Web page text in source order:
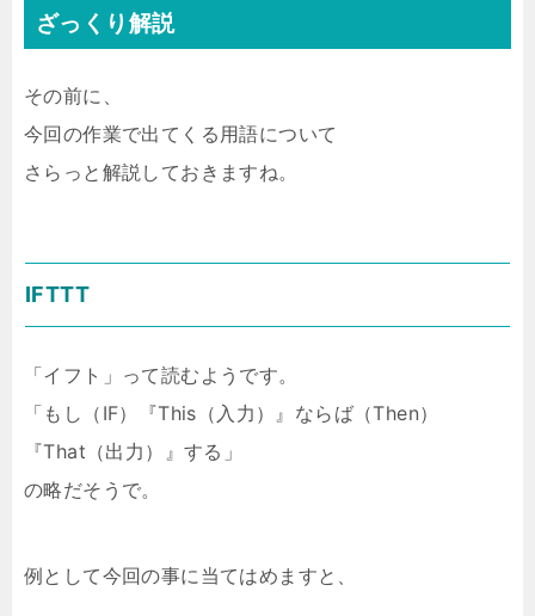
ざっくり解説
その前に、
今回の作業で出てくる用語について
さらっと解説しておきますね。
IFTTT
「イフト」って読むようです。
「もし（IF）『This（入力）』ならば（Then）
『That（出力）』する」
の略だそうで。
例として今回の事に当てはめますと、